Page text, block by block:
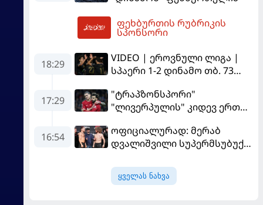
ფეხბურთის რუბრიკის
სპონსორი
18:29
VIDEO | ეროვნული ლიგა |
სპაერი 1-2 დინამო თბ. 73
დაამთავრა...
17:29
"ტრაპზონსპორი"
"ლივერპულის" კიდევ ერთ
16:54
ოფიციალურად: მერაბ
დვალიშვილი სუპერმსუბუქი
იანს დაუპირისპირდება
ყველას ნახვა